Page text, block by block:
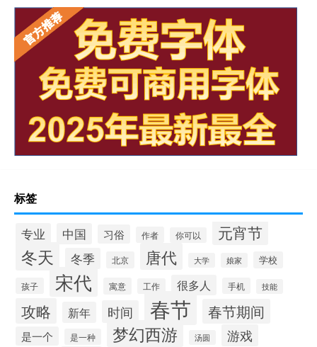
标签
专业 中国 习俗 作者 你可以 元宵节
冬天 冬季 北京 唐代 大学 娘家 学校
孩子 宋代 寓意 工作 很多人 手机 技能
攻略 新年 时间 春节 春节期间
是一个 是一种 梦幻西游 汤圆 游戏